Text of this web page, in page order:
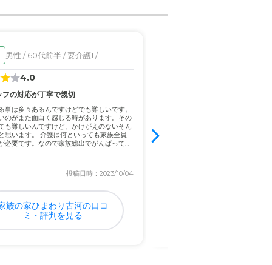
男性 / 60代前半 / 要介護1 /
4.0
フの対応が丁寧で親切
事は多々あるんですけどでも難しいです。
のがまた面白く感じる時があります。その
も難しいんですけど、かけがえのないそん
思います。 介護は何といっても家族全員
必要です。なので家族総出でがんばってい
投稿日時：2023/10/04
族の家ひまわり古河の口コ
ミ・評判を見る